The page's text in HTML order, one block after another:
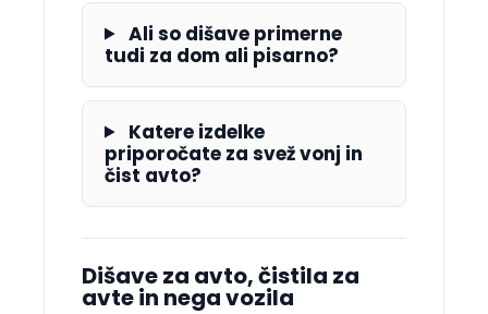
Ali so dišave primerne
tudi za dom ali pisarno?
Katere izdelke
priporočate za svež vonj in
čist avto?
Dišave za avto, čistila za
avte in nega vozila